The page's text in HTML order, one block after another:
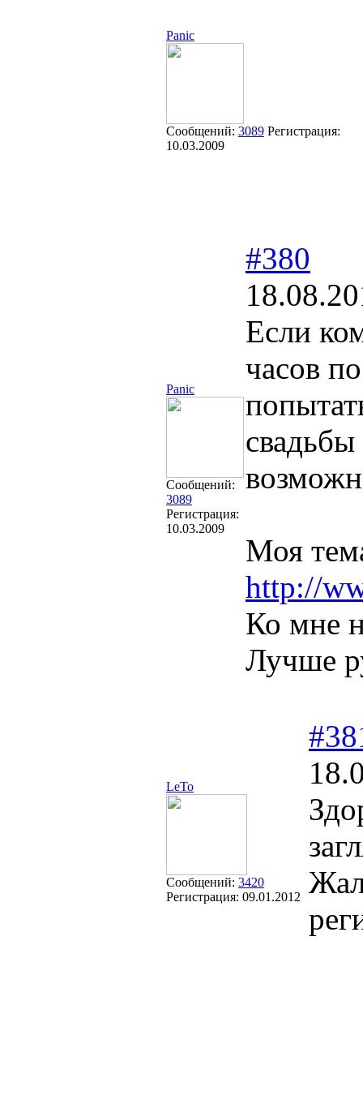
Panic
Сообщений: 3089 Регистрация:
10.03.2009
Panic
Сообщений:
3089
Регистрация:
10.03.2009
#380
Если
часов
Моя
http://
Ко мне
Лучше
LeTo
Сообщений: 3420
Регистрация: 09.01.2012